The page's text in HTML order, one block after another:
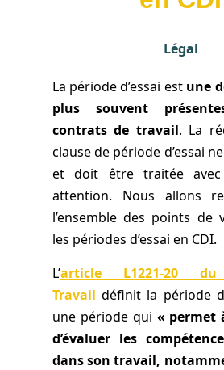
Légal
La période d’essai est une
plus souvent
contrats de travail. La
clause de période d’essai
et doit être traitée
attention. Nous allons
l’ensemble des points de
les périodes d’essai en CDI.
L’article L1221-20
Travail définit la période
une période qui « permet
d’évaluer les
dans son travail,